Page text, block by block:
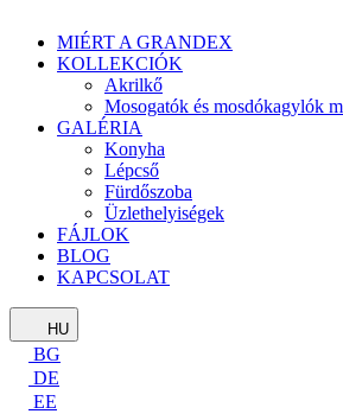
MIÉRT A GRANDEX
KOLLEKCIÓK
Akrilkő
Mosogatók és mosdókagylók
GALÉRIA
Konyha
Lépcső
Fürdőszoba
Üzlethelyiségek
FÁJLOK
BLOG
KAPCSOLAT
HU
BG
DE
EE